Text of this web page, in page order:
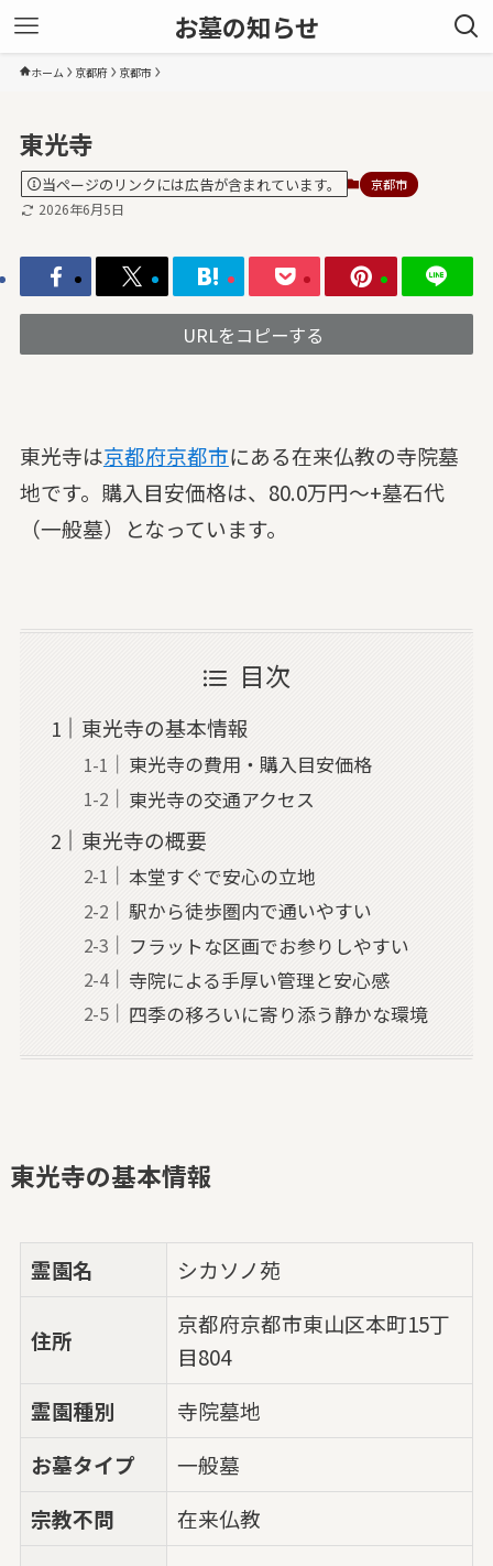
お墓の知らせ
ホーム 京都府 京都市
東光寺
当ページのリンクには広告が含まれています。 京都市
2026年6月5日
URLをコピーする
東光寺は京都府京都市にある在来仏教の寺院墓
地です。購入目安価格は、80.0万円～+墓石代
（一般墓）となっています。
目次
東光寺の基本情報
東光寺の費用・購入目安価格
東光寺の交通アクセス
東光寺の概要
本堂すぐで安心の立地
駅から徒歩圏内で通いやすい
フラットな区画でお参りしやすい
寺院による手厚い管理と安心感
四季の移ろいに寄り添う静かな環境
東光寺の基本情報
霊園名 シカソノ苑
住所
京都府京都市東山区本町15丁
目804
霊園種別
寺院墓地
お墓タイプ
一般墓
宗教不問
在来仏教